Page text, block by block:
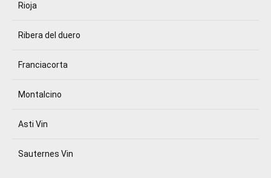
Rioja
Ribera del duero
Franciacorta
Montalcino
Asti Vin
Sauternes Vin